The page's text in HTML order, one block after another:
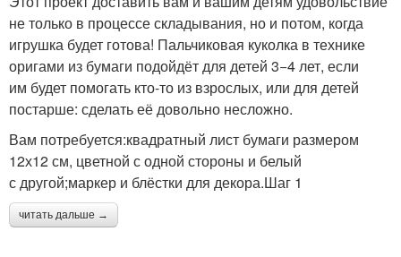
не только в процессе складывания, но и потом, когда
игрушка будет готова! Пальчиковая куколка в технике
оригами из бумаги подойдёт для детей 3−4 лет, если
им будет помогать кто-то из взрослых, или для детей
постарше: сделать её довольно несложно.
Вам потребуется:квадратный лист бумаги размером
12х12 см, цветной с одной стороны и белый
с другой;маркер и блёстки для декора.Шаг 1
читать дальше →